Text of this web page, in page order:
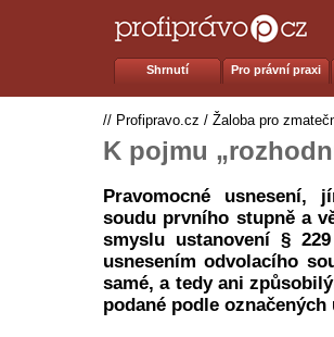
Shrnutí Pro právní praxi
// Profipravo.cz / Žaloba pro
K pojmu
Pravomocné usnesení,
soudu prvního stupně a
smyslu ustanovení §
usnesením odvolacího
samé, a tedy ani
podané podle označených